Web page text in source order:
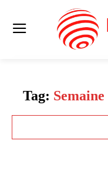
Tag: